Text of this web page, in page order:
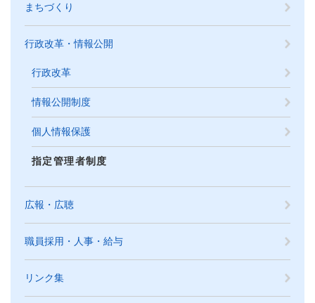
まちづくり
行政改革・情報公開
行政改革
情報公開制度
個人情報保護
指定管理者制度
広報・広聴
職員採用・人事・給与
リンク集